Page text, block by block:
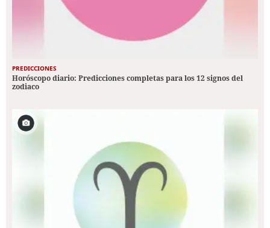
PREDICCIONES
Horóscopo diario: Predicciones completas para los 12 signos del
zodiaco